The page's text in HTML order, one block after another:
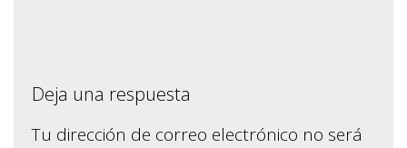
Deja una respuesta
Tu dirección de correo electrónico no será